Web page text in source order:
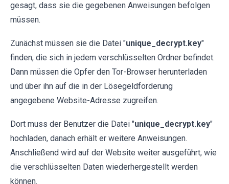
gesagt, dass sie die gegebenen Anweisungen befolgen
müssen.
Zunächst müssen sie die Datei "unique_decrypt.key"
finden, die sich in jedem verschlüsselten Ordner befindet.
Dann müssen die Opfer den Tor-Browser herunterladen
und über ihn auf die in der Lösegeldforderung
angegebene Website-Adresse zugreifen.
Dort muss der Benutzer die Datei "unique_decrypt.key"
hochladen, danach erhält er weitere Anweisungen.
Anschließend wird auf der Website weiter ausgeführt, wie
die verschlüsselten Daten wiederhergestellt werden
können.